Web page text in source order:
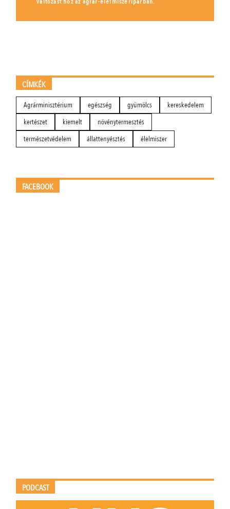
CÍMKÉK
Agrárminisztérium egészség gyümölcs
kereskedelem
kertészet
kiemelt
növénytermesztés
természetvédelem
állattenyésztés élelmiszer
FACEBOOK
PODCAST